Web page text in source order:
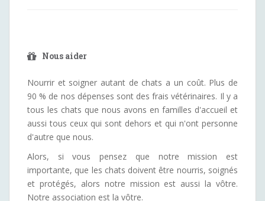
Nous aider
Nourrir et soigner autant de chats a un coût. Plus de
90 % de nos dépenses sont des frais vétérinaires. Il y a
tous les chats que nous avons en familles d'accueil et
aussi tous ceux qui sont dehors et qui n'ont personne
d'autre que nous.
Alors, si vous pensez que notre mission est
importante, que les chats doivent être nourris, soignés
et protégés, alors notre mission est aussi la vôtre.
Notre association est la vôtre.